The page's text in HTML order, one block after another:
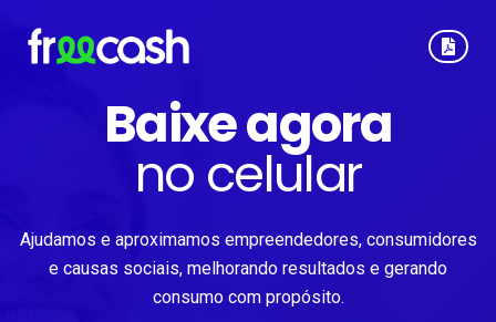
Baixe agora
no celular
Ajudamos e aproximamos empreendedores, consumidores
e causas sociais, melhorando resultados e gerando
consumo com propósito.